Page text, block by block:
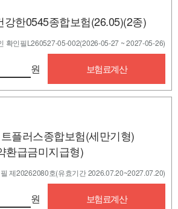
강한0545종합보험(26.05)(2종)
확인필L260527-05-002(2026-05-27 ~ 2027-05-26)
원 보험료계산
플러스종합보험(세만기형)
환급금미지급형)
제20262080호(유효기간 2026.07.20~2027.07.20)
원 보험료계산